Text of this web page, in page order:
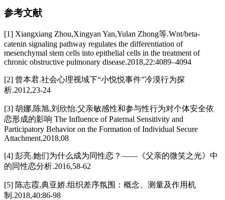
参考文献
[1] Xiangxiang Zhou,Xingyan Yan,Yulan Zhong等.Wnt/beta‐
catenin signaling pathway regulates the differentiation of
mesenchymal stem cells into epithelial cells in the treatment of
chronic obstructive pulmonary disease.2018,22:4089–4094
[2] 曾本君.社会心理视域下“小悦悦事件”冷漠行为探
析.2012,23-24
[3] 胡娜,陈旭,刘欣怡.父亲敏感性和参与性行为对个体安全依
恋形成的影响 The Influence of Paternal Sensitivity and
Participatory Behavior on the Formation of Individual Secure
Attachment.2018,08
[4] 彭亮.她们为什么成为同性恋？——《父亲的微笑之光》中
的同性恋分析.2016,58-62
[5] 陈志霞,典亚娇.组织差序氛围：概念、测量及作用机
制.2018,40:86-98